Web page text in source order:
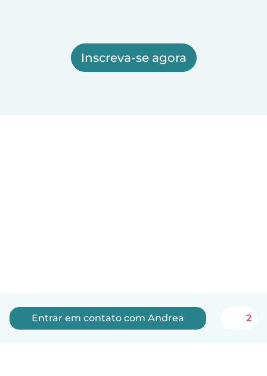
Inscreva-se agora
Entrar em contato com Andrea 2